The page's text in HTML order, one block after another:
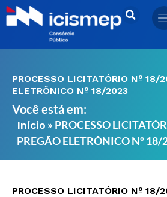
Ir
para
PROCESSO LICITATÓRIO Nº 18/
ELETRÔNICO Nº 18/2023
Você está em:
Início » PROCESSO
PREGÃO ELETRÔNICO Nº 18/
PROCESSO LICITATÓRIO Nº 18/